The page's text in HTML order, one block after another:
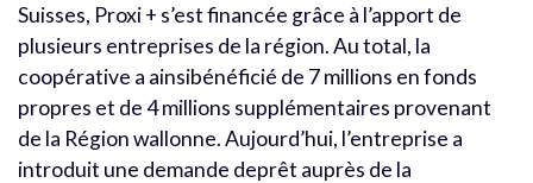
Suisses, Proxi + s’est financée grâce à l’apport de
plusieurs entreprises de la région. Au total, la
coopérative a ainsibénéficié de 7 millions en fonds
propres et de 4 millions supplémentaires provenant
de la Région wallonne. Aujourd’hui, l’entreprise a
introduit une demande deprêt auprès de la